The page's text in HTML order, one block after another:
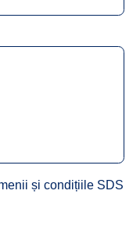
și condițiile SDS